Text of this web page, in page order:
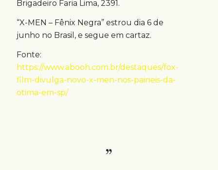
Brigadeiro Faria Lima, 2391.
“X-MEN – Fênix Negra” estrou dia 6 de
junho no Brasil, e segue em cartaz.
Fonte:
https://www.abooh.com.br/destaques/fox-
film-divulga-novo-x-men-nos-paineis-da-
otima-em-sp/